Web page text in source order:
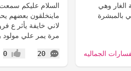
وهي
بالمبشرة
الجماليه
السلام عليكم
ماينخلقون بعضهم
مرة يمر علي مولود
20
التعليقات إعجاب0